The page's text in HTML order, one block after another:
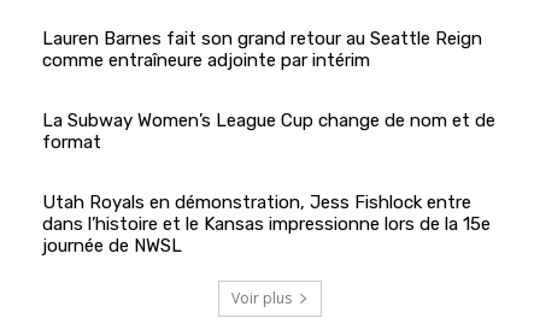
Lauren Barnes fait son grand retour au Seattle Reign
comme entraîneure adjointe par intérim
La Subway Women’s League Cup change de nom et de
format
Utah Royals en démonstration, Jess Fishlock entre
dans l’histoire et le Kansas impressionne lors de la 15e
journée de NWSL
Voir plus